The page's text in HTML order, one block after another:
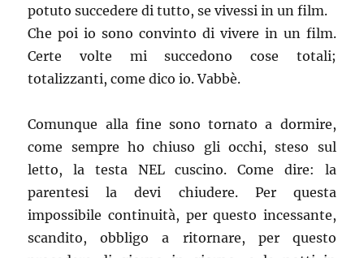
potuto succedere di tutto, se vivessi in un film.
Che poi io sono convinto di vivere in un film.
Certe volte mi succedono cose totali;
totalizzanti, come dico io. Vabbè.
Comunque alla fine sono tornato a dormire,
come sempre ho chiuso gli occhi, steso sul
letto, la testa NEL cuscino. Come dire: la
parentesi la devi chiudere. Per questa
impossibile continuità, per questo incessante,
scandito, obbligo a ritornare, per questo